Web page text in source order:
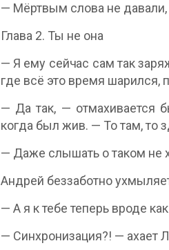
— Мёртвым слова не
Глава 2. Ты не она
— Я ему сейчас сам так
где всё это время шарился,
— Да так, — отмахивается
когда был жив. — То там, то
— Даже слышать о таком не
Андрей беззаботно
— А я к тебе теперь вроде
— Синхронизация?! — ахает